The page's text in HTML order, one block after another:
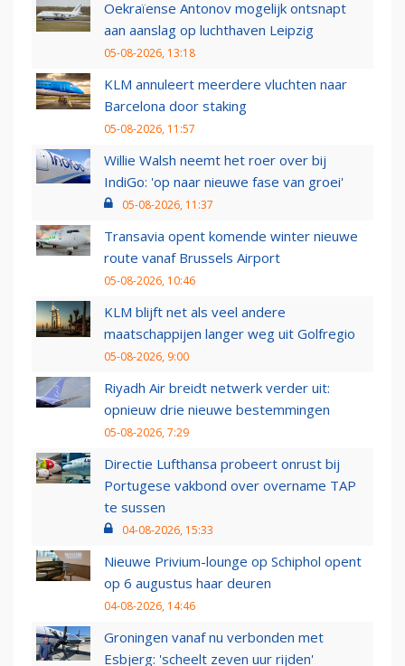
Oekraïense Antonov mogelijk ontsnapt
aan aanslag op luchthaven Leipzig
05-08-2026, 13:18
KLM annuleert meerdere vluchten naar
Barcelona door staking
05-08-2026, 11:57
Willie Walsh neemt het roer over bij
IndiGo: 'op naar nieuwe fase van groei'
05-08-2026, 11:37
Transavia opent komende winter nieuwe
route vanaf Brussels Airport
05-08-2026, 10:46
KLM blijft net als veel andere
maatschappijen langer weg uit Golfregio
05-08-2026, 9:00
Riyadh Air breidt netwerk verder uit:
opnieuw drie nieuwe bestemmingen
05-08-2026, 7:29
Directie Lufthansa probeert onrust bij
Portugese vakbond over overname TAP
te sussen
04-08-2026, 15:33
Nieuwe Privium-lounge op Schiphol opent
op 6 augustus haar deuren
04-08-2026, 14:46
Groningen vanaf nu verbonden met
Esbjerg: 'scheelt zeven uur rijden'